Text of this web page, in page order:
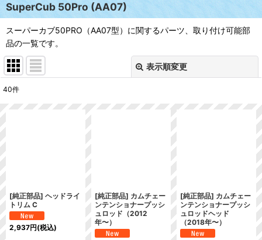
SuperCub 50Pro (AA07)
スーパーカブ50PRO（AA07型）に関するパーツ、取り付け可能部
品の一覧です。
表示順変更
40件
[純正部品] ヘッドライ
トリム C
2,937円(税込)
[純正部品] カムチェー
ンテンショナープッシ
ュロッド（2012
年〜）
[純正部品] カムチェー
ンテンショナープッシ
ュロッドヘッド
（2018年〜）